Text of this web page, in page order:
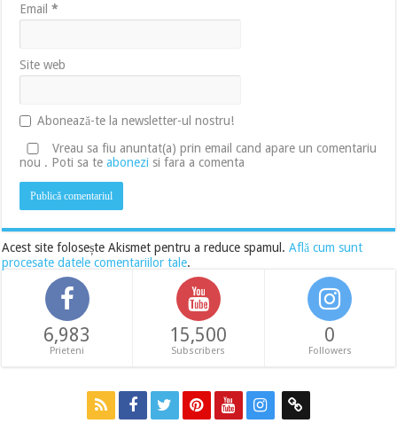
Email*
Site web
Abonează-te la newsletter-ul nostru!
Vreau sa fiu anuntat(a) prin email cand apare un comentariu
nou . Poti sa teabonezi si fara a comenta
Acest site folosește Akismet pentru a reduce spamul.Află cum sunt
procesate datele comentariilor tale.
6,983
Prieteni
15,500
Subscribers
0
Followers